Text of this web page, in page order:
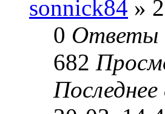
sonnick84 »
0 Ответы
682